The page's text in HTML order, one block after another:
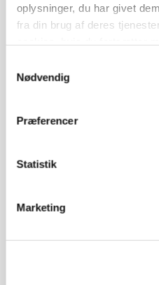
oplysninger, du har givet
fra din brug af deres
Nødvendig
Præferencer
Statistik
Marketing
Snart kan man søge
PLANTER